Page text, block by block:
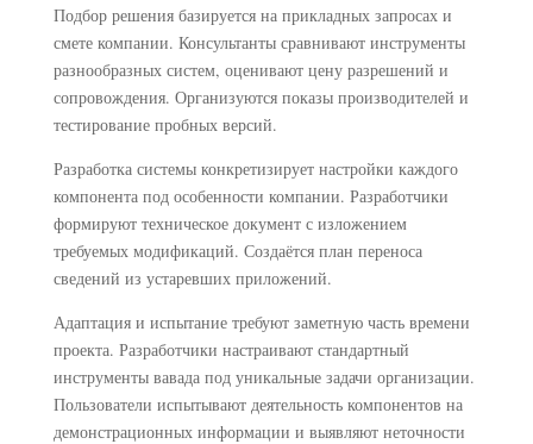
Подбор решения базируется на прикладных запросах и
смете компании. Консультанты сравнивают инструменты
разнообразных систем, оценивают цену разрешений и
сопровождения. Организуются показы производителей и
тестирование пробных версий.
Разработка системы конкретизирует настройки каждого
компонента под особенности компании. Разработчики
формируют техническое документ с изложением
требуемых модификаций. Создаётся план переноса
сведений из устаревших приложений.
Адаптация и испытание требуют заметную часть времени
проекта. Разработчики настраивают стандартный
инструменты вавада под уникальные задачи организации.
Пользователи испытывают деятельность компонентов на
демонстрационных информации и выявляют неточности